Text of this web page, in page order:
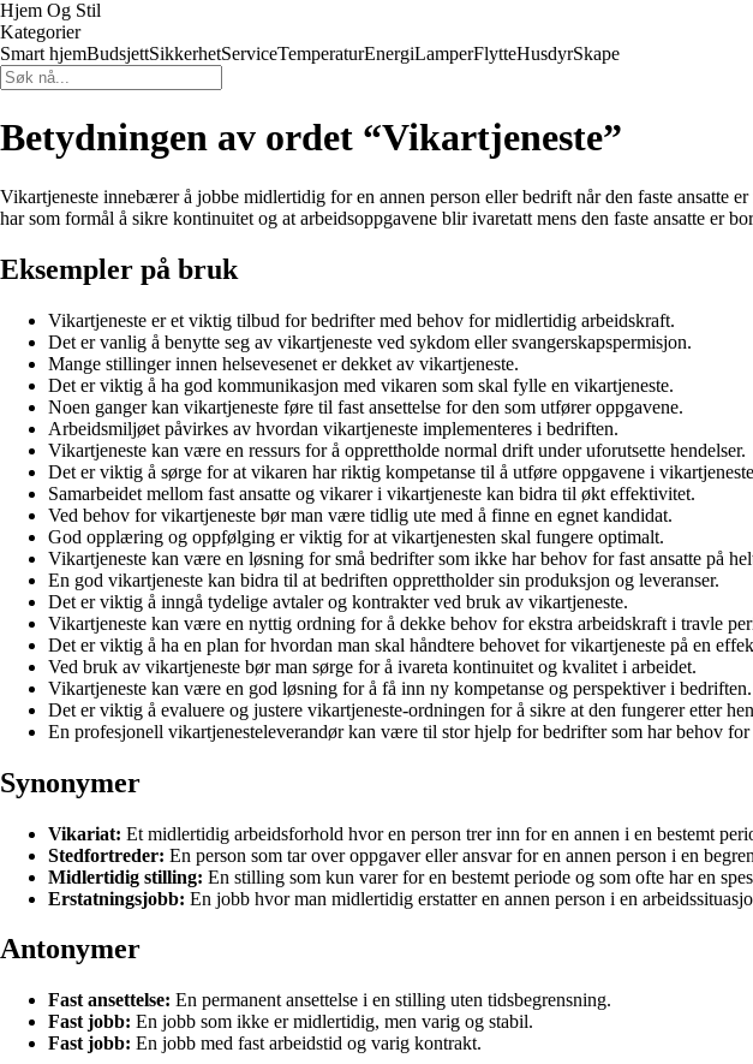
Hjem Og Stil
Kategorier
Smart hjemBudsjettSikkerhetServiceTemperaturEnergiLamperFlytteHusdyrSkape
Betydningen av ordet “Vikartjeneste”
Vikartjeneste innebærer å jobbe midlertidig for en annen person eller bedrift når den faste
har som formål å sikre kontinuitet og at arbeidsoppgavene blir ivaretatt mens den faste ansatte er
Eksempler på bruk
Vikartjeneste er et viktig tilbud for bedrifter med behov for midlertidig arbeidskraft.
Det er vanlig å benytte seg av vikartjeneste ved sykdom eller svangerskapspermisjon.
Mange stillinger innen helsevesenet er dekket av vikartjeneste.
Det er viktig å ha god kommunikasjon med vikaren som skal fylle en vikartjeneste.
Noen ganger kan vikartjeneste føre til fast ansettelse for den som utfører oppgavene.
Arbeidsmiljøet påvirkes av hvordan vikartjeneste implementeres i bedriften.
Vikartjeneste kan være en ressurs for å opprettholde normal drift under uforutsette hendelser.
Det er viktig å sørge for at vikaren har riktig kompetanse til å utføre oppgavene i
Samarbeidet mellom fast ansatte og vikarer i vikartjeneste kan bidra til økt effektivitet.
Ved behov for vikartjeneste bør man være tidlig ute med å finne en egnet kandidat.
God opplæring og oppfølging er viktig for at vikartjenesten skal fungere optimalt.
Vikartjeneste kan være en løsning for små bedrifter som ikke har behov for fast ansatte på
En god vikartjeneste kan bidra til at bedriften opprettholder sin produksjon og leveranser.
Det er viktig å inngå tydelige avtaler og kontrakter ved bruk av vikartjeneste.
Vikartjeneste kan være en nyttig ordning for å dekke behov for ekstra arbeidskraft i travle
Det er viktig å ha en plan for hvordan man skal håndtere behovet for vikartjeneste på en
Ved bruk av vikartjeneste bør man sørge for å ivareta kontinuitet og kvalitet i arbeidet.
Vikartjeneste kan være en god løsning for å få inn ny kompetanse og perspektiver i bedriften.
Det er viktig å evaluere og justere vikartjeneste-ordningen for å sikre at den fungerer etter
En profesjonell vikartjenesteleverandør kan være til stor hjelp for bedrifter som har behov
Synonymer
Vikariat: Et midlertidig arbeidsforhold hvor en person trer inn for en annen i en bestemt
Stedfortreder: En person som tar over oppgaver eller ansvar for en annen person i en
Midlertidig stilling: En stilling som kun varer for en bestemt periode og som ofte har en
Erstatningsjobb: En jobb hvor man midlertidig erstatter en annen person i en
Antonymer
Fast ansettelse: En permanent ansettelse i en stilling uten tidsbegrensning.
Fast jobb: En jobb som ikke er midlertidig, men varig og stabil.
Fast jobb: En jobb med fast arbeidstid og varig kontrakt.